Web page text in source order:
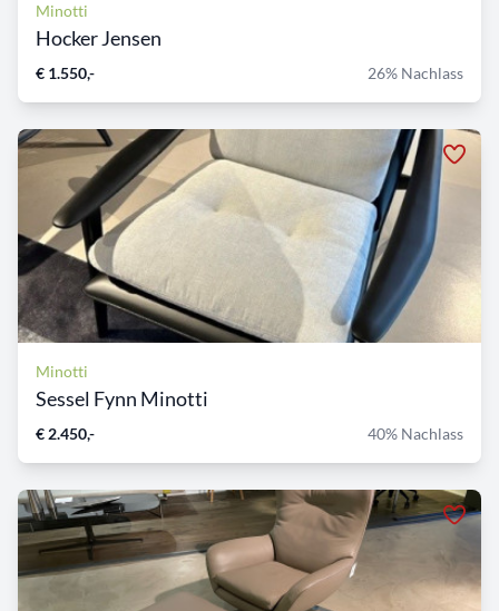
Minotti
Hocker Jensen
€ 1.550,- 26% Nachlass
Minotti
Sessel Fynn Minotti
€ 2.450,- 40% Nachlass